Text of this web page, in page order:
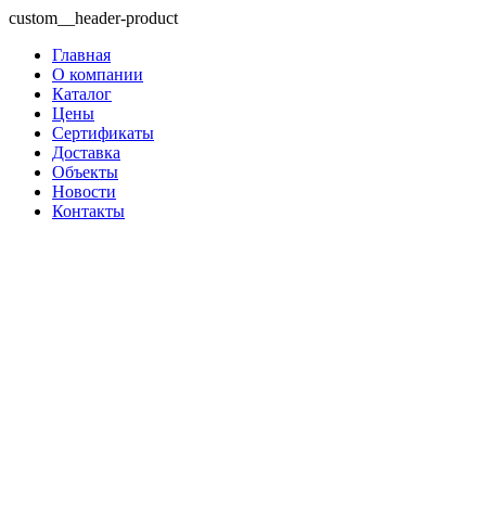
custom__header-product
Главная
О компании
Каталог
Цены
Сертификаты
Доставка
Объекты
Новости
Контакты